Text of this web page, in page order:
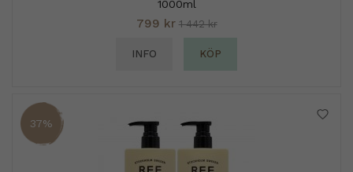
1000ml
799 kr 1 442 kr
INFO KÖP
37%